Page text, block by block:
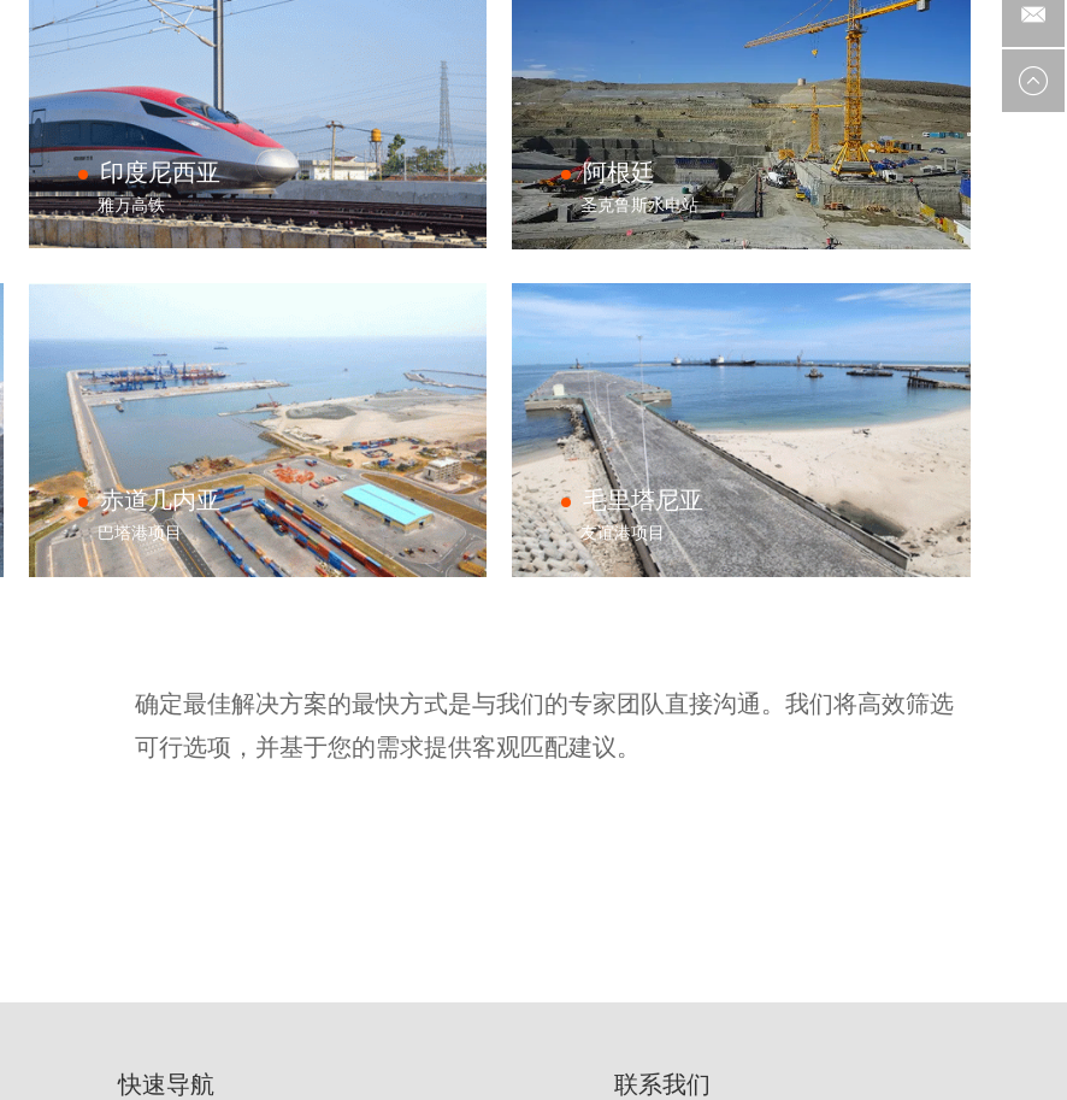
印度尼西亚
雅万高铁
阿根廷
圣克鲁斯水电站
赤道几内亚
巴塔港项目
毛里塔尼亚
友谊港项目
确定最佳解决方案的最快方式是与我们的专家团队直接沟通。我们将高效筛选
可行选项，并基于您的需求提供客观匹配建议。
快速导航 联系我们